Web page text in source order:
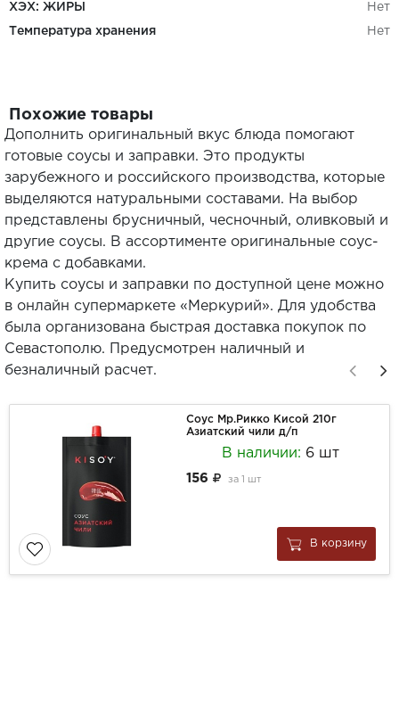
ХЭХ: ЖИРЫ Нет
Температура хранения Нет
Похожие товары
Дополнить оригинальный вкус блюда помогают
готовые соусы и заправки. Это продукты
зарубежного и российского производства, которые
выделяются натуральными составами. На выбор
представлены брусничный, чесночный, оливковый и
другие соусы. В ассортименте оригинальные соус-
крема с добавками.
Купить соусы и заправки по доступной цене можно
в онлайн супермаркете «Меркурий». Для удобства
была организована быстрая доставка покупок по
Севастополю. Предусмотрен наличный и
безналичный расчет.
Соус Мр.Рикко Кисой 210г
Азиатский чили д/п
В наличии: 6 шт
156 за 1 шт
В корзину